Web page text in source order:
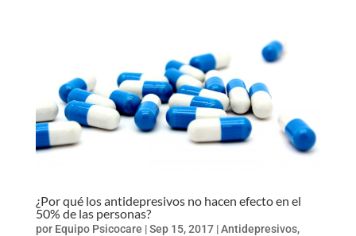
¿Por qué los antidepresivos no hacen efecto en el
50% de las personas?
por Equipo Psicocare |Sep 15, 2017|Antidepresivos,